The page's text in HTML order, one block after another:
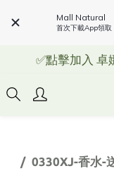
Mall Natural
首次下載App領
✅點擊加入
0330XJ-香水-